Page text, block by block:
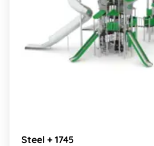
Steel + 1745